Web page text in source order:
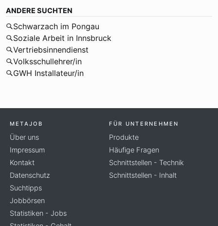
ANDERE SUCHTEN
Schwarzach im Pongau
Soziale Arbeit in Innsbruck
Vertriebsinnendienst
Volksschullehrer/in
GWH Installateur/in
METAJOB
Über uns
Impressum
Kontakt
Datenschutz
Suchtipps
Jobbörsen
Statistiken - Jobs
FÜR UNTERNEHMEN
Produkte
Häufige Fragen
Schnittstellen - Technik
Schnittstellen - Inhalt